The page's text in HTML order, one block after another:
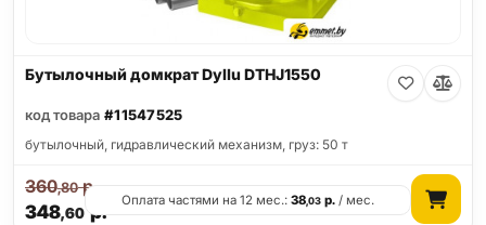
Бутылочный домкрат Dyllu DTHJ1550
код товара #11547525
бутылочный, гидравлический механизм, груз: 50 т
348,60р.
360,80р.
Оплата частями на 12 мес.:38,03 р. / мес.